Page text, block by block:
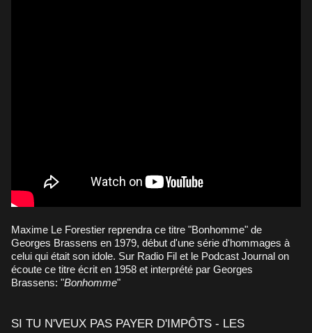
Maxime Le Forestier reprendra ce titre "Bonhomme" de
Georges Brassens en 1979, début d'une série d'hommages à
celui qui était son idole. Sur Radio Fil et le Podcast Journal on
écoute ce titre écrit en 1958 et interprété par Georges
Brassens: "Bonhomme"
SI TU N'VEUX PAS PAYER D'IMPÔTS - LES